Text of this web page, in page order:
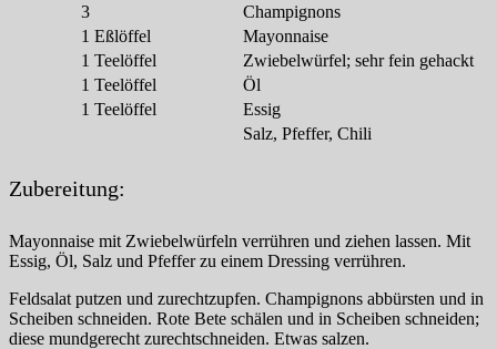
3
Champignons
1 Eßlöffel
Mayonnaise
1 Teelöffel
Zwiebelwürfel; sehr fein gehackt
1 Teelöffel
Öl
1 Teelöffel
Essig
Salz, Pfeffer, Chili
Zubereitung:
Mayonnaise mit Zwiebelwürfeln verrühren und ziehen lassen. Mit
Essig, Öl, Salz und Pfeffer zu einem Dressing verrühren.
Feldsalat putzen und zurechtzupfen. Champignons abbürsten und in
Scheiben schneiden. Rote Bete schälen und in Scheiben schneiden;
diese mundgerecht zurechtschneiden. Etwas salzen.